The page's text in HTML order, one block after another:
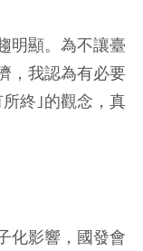
明顯。為不讓臺
，我認為有必要
終｣的觀念，真
化影響，國發會